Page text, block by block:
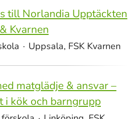
till Norlandia Upptäckten
& Kvarnen
· Uppsala, FSK Kvarnen
matglädje & ansvar –
i kök och barngrupp